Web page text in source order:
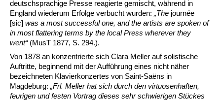
deutschsprachige Presse reagierte gemischt, während in
England wiederum Erfolge verbucht wurden: „The journée
[sic] was a most successful one, and the artists are spoken of
in most flattering terms by the local Press wherever they
went“(MusT 1877, S. 294.).
Von 1878 an konzentrierte sich Clara Meller auf solistische
Auftritte, beginnend mit der Aufführung eines nicht näher
bezeichneten Klavierkonzertes von Saint-Saëns in
Magdeburg: „Frl. Meller hat sich durch den virtuosenhaften,
feurigen und festen Vortrag dieses sehr schwierigen Stückes